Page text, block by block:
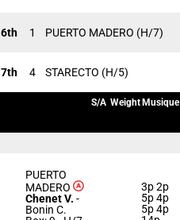
6th 1 PUERTO MADERO (H/7)
7th 4 STARECTO (H/5)
S/A Weight Musique
PUERTO
MADERO
Chenet V. -
Bonin C.
3p 2p
5p 4p
5p 4p